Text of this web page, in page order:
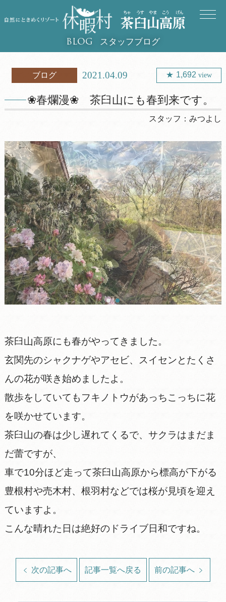
BLOG スタッフブログ
ブログ 2021.04.09 1,692view
❀春爛漫❀ 茶臼山にも春到来です。
スタッフ：みつよし
茶臼山高原にも春がやってきました。
玄関先のシャクナゲやアセビ、スイセンとたくさ
んの花が咲き始めましたよ。
散歩をしていてもフキノトウがあっちこっちに花
を咲かせています。
茶臼山の春は少し遅れてくるで、サクラはまだま
だ蕾ですが、
車で10分ほど走って茶臼山高原から標高が下がる
豊根村や売木村、根羽村などでは桜が見頃を迎え
ていますよ。
こんな晴れた日は絶好のドライブ日和ですね。
次の記事へ 記事一覧へ戻る 前の記事へ